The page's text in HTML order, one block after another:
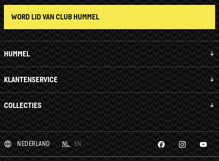
HUMMEL
KLANTENSERVICE
COLLECTIES
WORD LID VAN CLUB HUMMEL
NEDERLAND NL EN